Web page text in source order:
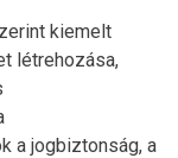
kiemelt
létrehozása,
a jogbiztonság, a